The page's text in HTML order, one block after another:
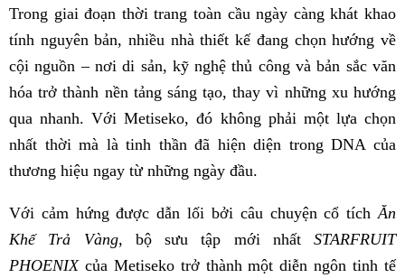
Trong giai đoạn thời trang toàn cầu ngày càng khát khao
tính nguyên bản, nhiều nhà thiết kế đang chọn hướng về
cội nguồn – nơi di sản, kỹ nghệ thủ công và bản sắc văn
hóa trở thành nền tảng sáng tạo, thay vì những xu hướng
qua nhanh. Với Metiseko, đó không phải một lựa chọn
nhất thời mà là tinh thần đã hiện diện trong DNA của
thương hiệu ngay từ những ngày đầu.
Với cảm hứng được dẫn lối bởi câu chuyện cổ tích Ăn
Khế Trả Vàng, bộ sưu tập mới nhất STARFRUIT
PHOENIXcủa Metiseko trở thành một diễn ngôn tinh tế